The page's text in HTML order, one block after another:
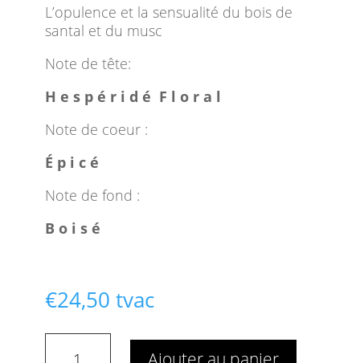
L’opulence et la sensualité du bois de
santal et du musc
Note de tête:
H e s p é r i d é F l o r a l
Note de coeur :
É p i c é
Note de fond :
B o i s é
€24,50 tvac